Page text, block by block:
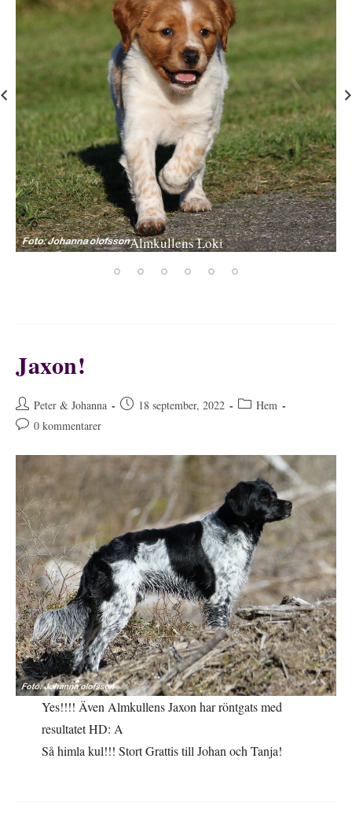
Almkullens Loki
Jaxon!
Inläggsförfattare:
Peter & Johanna
Inlägget18 september, 2022 Inläggskategori:
Hem
Kommentarer
inlägget:
0 kommentarer
Yes!!!! Även Almkullens Jaxon har röntgats med
resultatet HD: A
Så himla kul!!! Stort Grattis till Johan och Tanja!